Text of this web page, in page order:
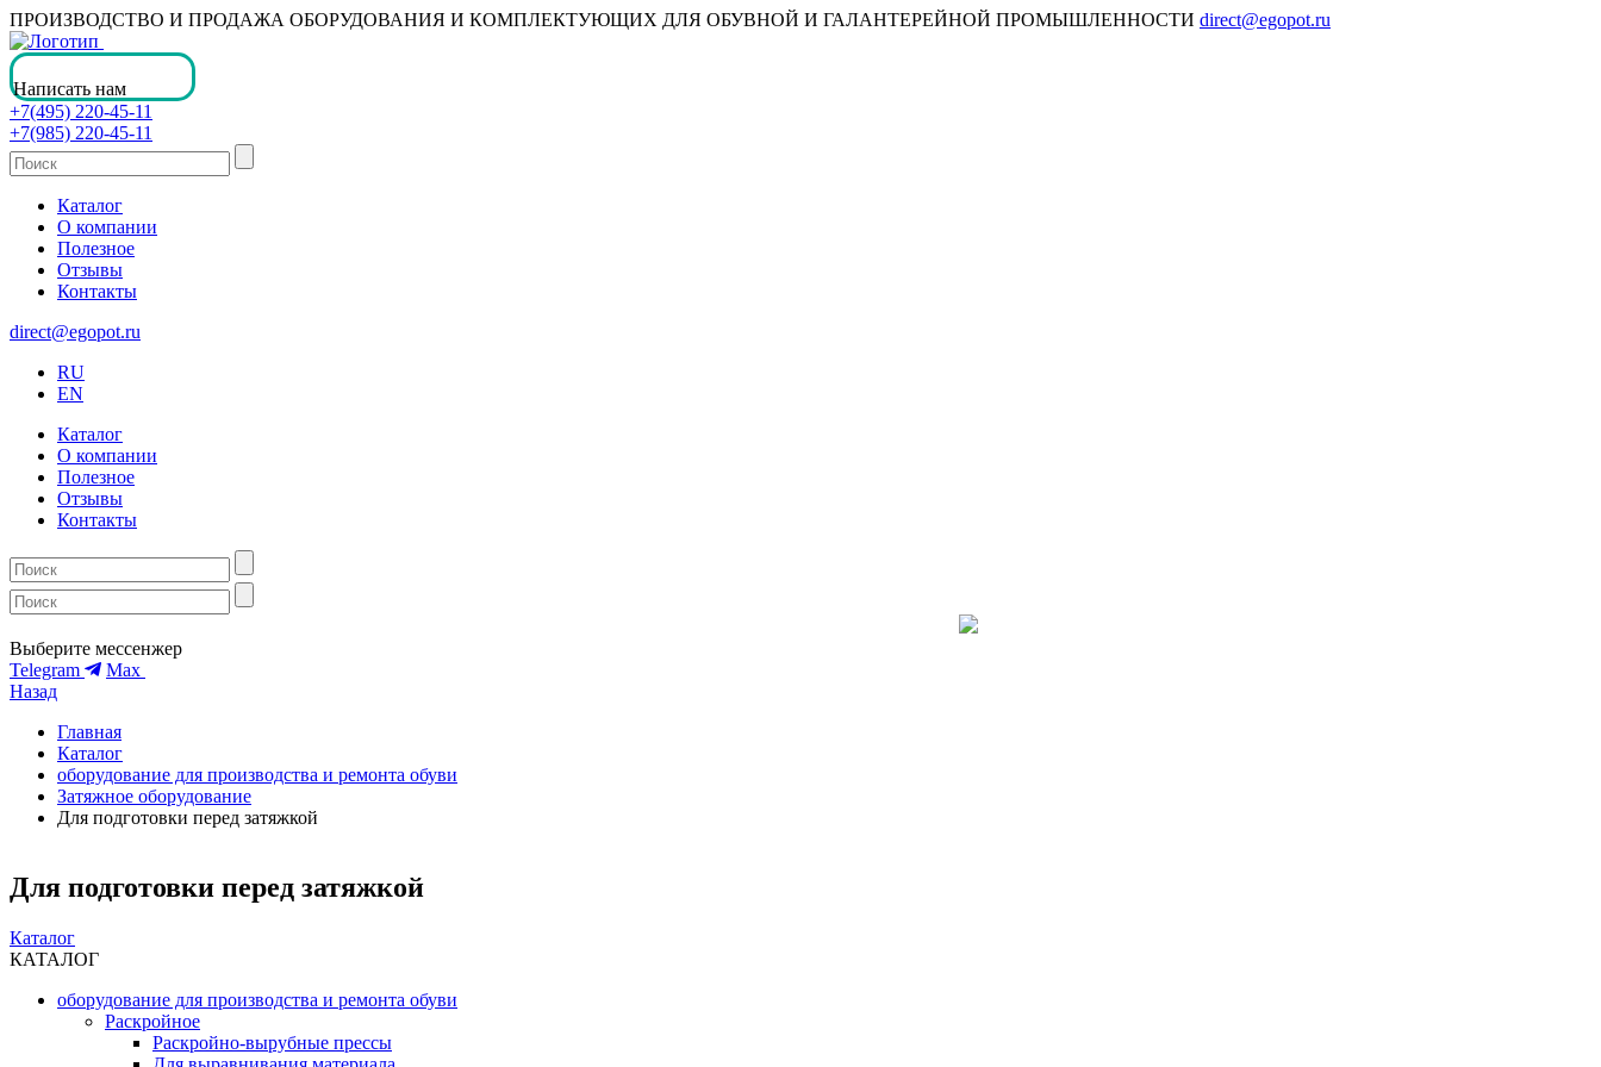
ПРОИЗВОДСТВО И ПРОДАЖА ОБОРУДОВАНИЯ И КОМПЛЕКТУЮЩИХ ДЛЯ ОБУВНОЙ И ГАЛАНТЕРЕЙНОЙ ПРОМЫШЛЕННОСТИ direct@egopot.ru
Написать нам
+7(495) 220-45-11
+7(985) 220-45-11
Каталог
О компании
Полезное
Отзывы
Контакты
direct@egopot.ru
RU
EN
Каталог
О компании
Полезное
Отзывы
Контакты
Выберите мессенжер
Telegram
Max
Назад
Главная
Каталог
оборудование для производства и ремонта обуви
Затяжное оборудование
Для подготовки перед затяжкой
Для подготовки перед затяжкой
Каталог
КАТАЛОГ
оборудование для производства и ремонта обуви
Раскройное
Раскройно-вырубные прессы